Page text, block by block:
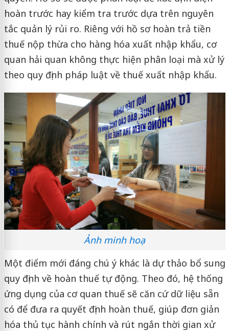
hoàn trước hay kiểm tra trước dựa trên nguyên
tắc quản lý rủi ro. Riêng với hồ sơ hoàn trả tiền
thuế nộp thừa cho hàng hóa xuất nhập khẩu, cơ
quan hải quan không thực hiện phân loại mà xử lý
theo quy định pháp luật về thuế xuất nhập khẩu.
Ảnh minh hoạ
Một điểm mới đáng chú ý khác là dự thảo bổ sung
quy định về hoàn thuế tự động. Theo đó, hệ thống
ứng dụng của cơ quan thuế sẽ căn cứ dữ liệu sẵn
có để đưa ra quyết định hoàn thuế, giúp đơn giản
hóa thủ tục hành chính và rút ngắn thời gian xử